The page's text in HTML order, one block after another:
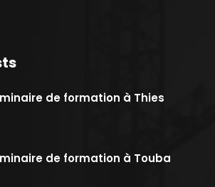
de formation à Thies
de formation à Touba